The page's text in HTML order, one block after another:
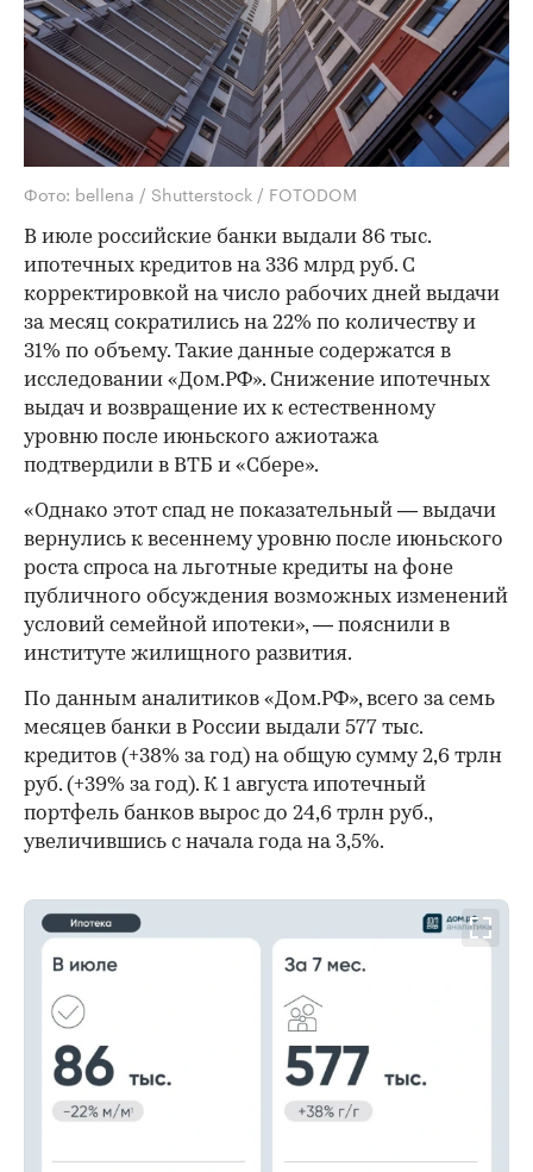
Фото: bellena / Shutterstock / FOTODOM
В июле российские банки выдали 86 тыс.
ипотечных кредитов на 336 млрд руб. С
корректировкой на число рабочих дней выдачи
за месяц сократились на 22% по количеству и
31% по объему. Такие данные содержатся в
исследовании «Дом.РФ». Снижение ипотечных
выдач и возвращение их к естественному
уровню после июньского ажиотажа
подтвердили в ВТБ и «Сбере».
«Однако этот спад не показательный — выдачи
вернулись к весеннему уровню после июньского
роста спроса на льготные кредиты на фоне
публичного обсуждения возможных изменений
условий семейной ипотеки», — пояснили в
институте жилищного развития.
По данным аналитиков «Дом.РФ», всего за семь
месяцев банки в России выдали 577 тыс.
кредитов (+38% за год) на общую сумму 2,6 трлн
руб. (+39% за год). К 1 августа ипотечный
портфель банков вырос до 24,6 трлн руб.,
увеличившись с начала года на 3,5%.